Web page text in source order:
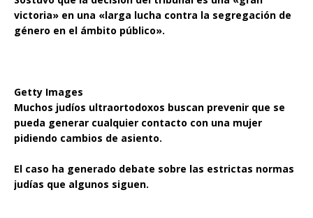
victoria» en una «larga lucha contra la segregación de
género en el ámbito público».
Getty Images
Muchos judíos ultraortodoxos buscan prevenir que se
pueda generar cualquier contacto con una mujer
pidiendo cambios de asiento.
El caso ha generado debate sobre las estrictas normas
judías que algunos siguen.